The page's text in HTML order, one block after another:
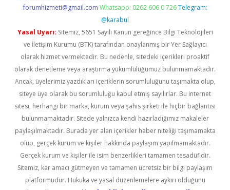
forumhizmeti@gmail.com Whatsapp: 0262 606 0 726 Telegram:
@karabul
Yasal Uyarı: Sitemiz, 5651 Sayılı Kanun gereğince Bilgi Teknolojileri
ve İletişim Kurumu (BTK) tarafından onaylanmış bir Yer Sağlayıcı
olarak hizmet vermektedir. Bu nedenle, sitedeki içerikleri proaktif
olarak denetleme veya araştırma yükümlülüğümüz bulunmamaktadır.
Ancak, üyelerimiz yazdıkları içeriklerin sorumluluğunu taşımakta olup,
siteye üye olarak bu sorumluluğu kabul etmiş sayılırlar. Bu internet
sitesi, herhangi bir marka, kurum veya şahıs şirketi ile hiçbir bağlantısı
bulunmamaktadır. Sitede yalnızca kendi hazırladığımız makaleler
paylaşılmaktadır. Burada yer alan içerikler haber niteliği taşımamakta
olup, gerçek kurum ve kişiler hakkında paylaşım yapılmamaktadır.
Gerçek kurum ve kişiler ile isim benzerlikleri tamamen tesadüfidir.
Sitemiz, kar amacı gütmeyen ve tamamen ücretsiz bir bilgi paylaşım
platformudur. Hukuka ve yasal düzenlemelere aykırı olduğunu